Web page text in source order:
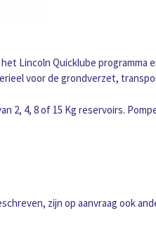
Lincoln Quicklube
voor de grondverzet,
2, 4, 8 of 15 Kg reservoirs.
zijn op aanvraag ook